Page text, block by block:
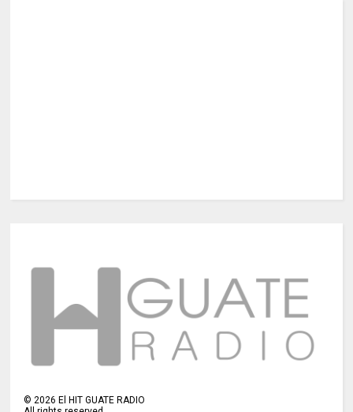
©2026 El HIT GUATE RADIO